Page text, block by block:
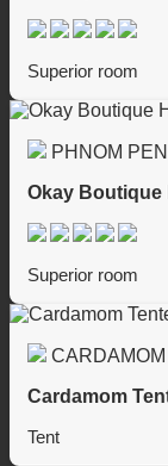
Superior room
PHNOM
Okay Boutique
Superior room
CARDAMOM
Cardamom
Tent